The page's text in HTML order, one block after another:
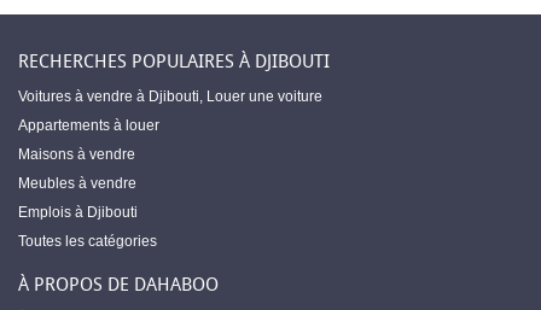
RECHERCHES POPULAIRES À DJIBOUTI
Voitures à vendre à Djibouti, Louer une voiture
Appartements à louer
Maisons à vendre
Meubles à vendre
Emplois à Djibouti
Toutes les catégories
À PROPOS DE DAHABOO